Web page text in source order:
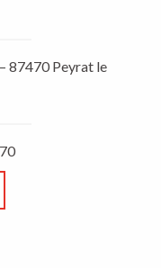
87470 Peyrat le